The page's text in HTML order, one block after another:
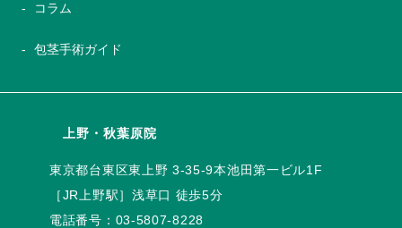
コラム
包茎手術ガイド
上野・秋葉原院
電話番号： 03-5807-8228